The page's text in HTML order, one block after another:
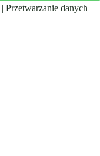
| Przetwarzanie danych